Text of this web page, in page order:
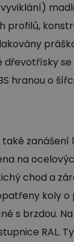
profilů,
dřevotřísky
hranou o
zanášení
na
chod a
koly o
s brzdou.
RAL.